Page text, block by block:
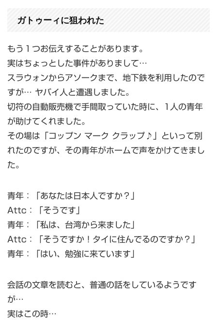
ガトゥーィに狙われた
もう１つお伝えすることがあります。
実はちょっとした事件がありまして…
スラウォンからアソークまで、地下鉄を利用したので
すが… ヤバイ人と遭遇しました。
切符の自動販売機で手間取っていた時に、1人の青年
が助けてくれました。
その場は「コップン マーク クラップ♪」といって別
れたのですが、その青年がホームで声をかけてきまし
た。
青年：「あなたは日本人ですか？」
Attc：「そうです」
青年：「私は、台湾から来ました」
Attc：「そうですか！タイに住んでるのですか？」
青年：「はい、勉強に来ています」
会話の文章を読むと、普通の話をしているようです
が…
実はこの時…